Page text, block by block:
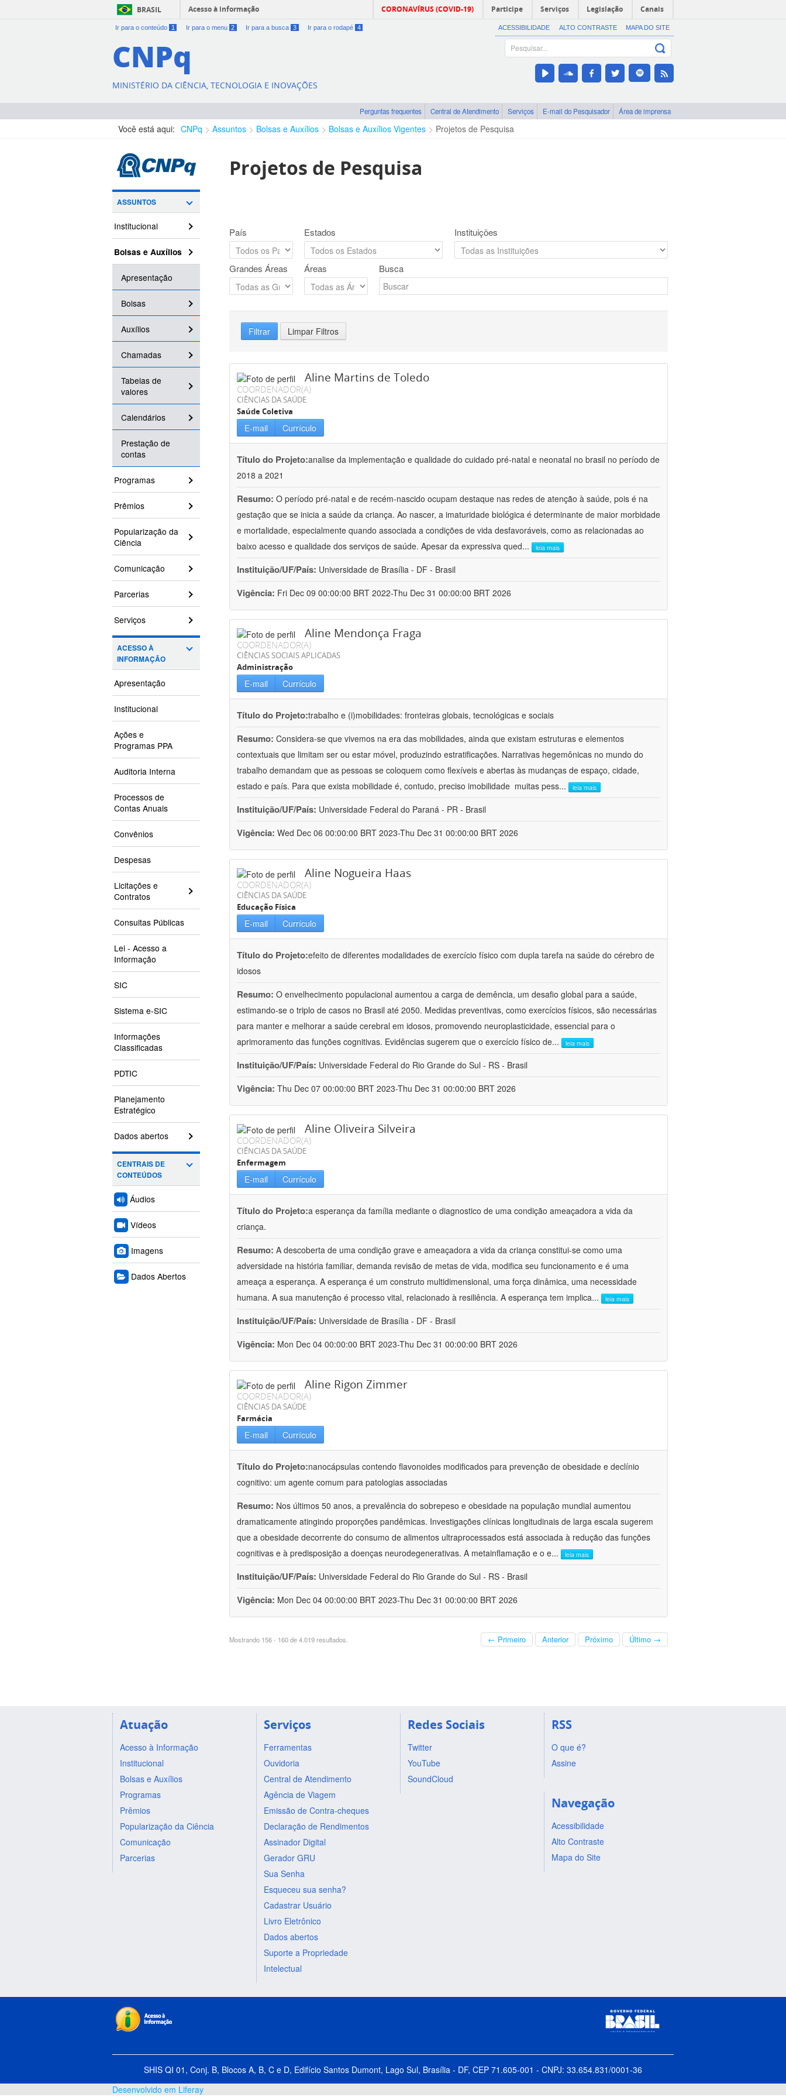
BRASIL Acesso à informação CORONAVÍRUS (COVID-19) Participe Serviços Legislação Canais
Ir para o conteúdo 1 Ir para o menu 2 Ir para a busca 3 Ir para o rodapé 4 ACESSIBILIDADE ALTO CONTRASTE MAPA DO SITE
CNPq
MINISTÉRIO DA CIÊNCIA, TECNOLOGIA E INOVAÇÕES
Perguntas frequentes Central de Atendimento Serviços E-mail do Pesquisador Área de imprensa
Você está aqui: CNPq Assuntos Bolsas e Auxílios Bolsas e Auxílios Vigentes Projetos de Pesquisa
ASSUNTOS
Institucional
Bolsas e Auxílios
Apresentação
Bolsas
Auxílios
Chamadas
Tabelas de
valores
Calendários
Prestação de
contas
Programas
Prêmios
Popularização da
Ciência
Comunicação
Parcerias
Serviços
ACESSO À
INFORMAÇÃO
Apresentação
Institucional
Ações e
Programas PPA
Auditoria Interna
Processos de
Contas Anuais
Convênios
Despesas
Licitações e
Contratos
Consultas Públicas
Lei - Acesso a
Informação
SIC
Sistema e-SIC
Informações
Classificadas
PDTIC
Planejamento
Estratégico
Dados abertos
CENTRAIS DE
CONTEÚDOS
Áudios
Vídeos
Imagens
Dados Abertos
Projetos de Pesquisa
País Estados Instituições
Grandes Áreas Áreas Busca
Filtrar Limpar Filtros
Aline Martins de Toledo
COORDENADOR(A)
CIÊNCIAS DA SAÚDE
Saúde Coletiva
E-mail Currículo
Título do Projeto:analise da implementação e qualidade do cuidado pré-natal e neonatal no brasil no período de
2018 a 2021
Resumo: O período pré-natal e de recém-nascido ocupam destaque nas redes de atenção à saúde, pois é na
gestação que se inicia a saúde da criança. Ao nascer, a imaturidade biológica é determinante de maior morbidade
e mortalidade, especialmente quando associada a condições de vida desfavoráveis, como as relacionadas ao
baixo acesso e qualidade dos serviços de saúde. Apesar da expressiva qued... leia mais
Instituição/UF/País: Universidade de Brasília - DF - Brasil
Vigência: Fri Dec 09 00:00:00 BRT 2022-Thu Dec 31 00:00:00 BRT 2026
Aline Mendonça Fraga
COORDENADOR(A)
CIÊNCIAS SOCIAIS APLICADAS
Administração
E-mail Currículo
Título do Projeto:trabalho e (i)mobilidades: fronteiras globais, tecnológicas e sociais
Resumo: Considera-se que vivemos na era das mobilidades, ainda que existam estruturas e elementos
contextuais que limitam ser ou estar móvel, produzindo estratificações. Narrativas hegemônicas no mundo do
trabalho demandam que as pessoas se coloquem como flexíveis e abertas às mudanças de espaço, cidade,
estado e país. Para que exista mobilidade é, contudo, preciso imobilidade  muitas pess... leia mais
Instituição/UF/País: Universidade Federal do Paraná - PR - Brasil
Vigência: Wed Dec 06 00:00:00 BRT 2023-Thu Dec 31 00:00:00 BRT 2026
Aline Nogueira Haas
COORDENADOR(A)
CIÊNCIAS DA SAÚDE
Educação Física
E-mail Currículo
Título do Projeto:efeito de diferentes modalidades de exercício físico com dupla tarefa na saúde do cérebro de
idosos
Resumo: O envelhecimento populacional aumentou a carga de demência, um desafio global para a saúde,
estimando-se o triplo de casos no Brasil até 2050. Medidas preventivas, como exercícios físicos, são necessárias
para manter e melhorar a saúde cerebral em idosos, promovendo neuroplasticidade, essencial para o
aprimoramento das funções cognitivas. Evidências sugerem que o exercício físico de... leia mais
Instituição/UF/País: Universidade Federal do Rio Grande do Sul - RS - Brasil
Vigência: Thu Dec 07 00:00:00 BRT 2023-Thu Dec 31 00:00:00 BRT 2026
Aline Oliveira Silveira
COORDENADOR(A)
CIÊNCIAS DA SAÚDE
Enfermagem
E-mail Currículo
Título do Projeto:a esperança da família mediante o diagnostico de uma condição ameaçadora a vida da
criança.
Resumo: A descoberta de uma condição grave e ameaçadora a vida da criança constitui-se como uma
adversidade na história familiar, demanda revisão de metas de vida, modifica seu funcionamento e é uma
ameaça a esperança. A esperança é um construto multidimensional, uma força dinâmica, uma necessidade
humana. A sua manutenção é processo vital, relacionado à resiliência. A esperança tem implica... leia mais
Instituição/UF/País: Universidade de Brasília - DF - Brasil
Vigência: Mon Dec 04 00:00:00 BRT 2023-Thu Dec 31 00:00:00 BRT 2026
Aline Rigon Zimmer
COORDENADOR(A)
CIÊNCIAS DA SAÚDE
Farmácia
E-mail Currículo
Título do Projeto:nanocápsulas contendo flavonoides modificados para prevenção de obesidade e declínio
cognitivo: um agente comum para patologias associadas
Resumo: Nos últimos 50 anos, a prevalência do sobrepeso e obesidade na população mundial aumentou
dramaticamente atingindo proporções pandêmicas. Investigações clínicas longitudinais de larga escala sugerem
que a obesidade decorrente do consumo de alimentos ultraprocessados está associada à redução das funções
cognitivas e à predisposição a doenças neurodegenerativas. A metainflamação e o e... leia mais
Instituição/UF/País: Universidade Federal do Rio Grande do Sul - RS - Brasil
Vigência: Mon Dec 04 00:00:00 BRT 2023-Thu Dec 31 00:00:00 BRT 2026
Mostrando 156 - 160 de 4.019 resultados. ← Primeiro Anterior Próximo Último →
Atuação
Acesso à Informação
Institucional
Bolsas e Auxílios
Programas
Prêmios
Popularização da Ciência
Comunicação
Parcerias
Serviços
Ferramentas
Ouvidoria
Central de Atendimento
Agência de Viagem
Emissão de Contra-cheques
Declaração de Rendimentos
Assinador Digital
Gerador GRU
Sua Senha
Esqueceu sua senha?
Cadastrar Usuário
Livro Eletrônico
Dados abertos
Suporte a Propriedade
Intelectual
Redes Sociais
Twitter
YouTube
SoundCloud
RSS
O que é?
Assine
Navegação
Acessibilidade
Alto Contraste
Mapa do Site
SHIS QI 01, Conj. B, Blocos A, B, C e D, Edifício Santos Dumont, Lago Sul, Brasília - DF, CEP 71.605-001 - CNPJ: 33.654.831/0001-36
Desenvolvido em Liferay